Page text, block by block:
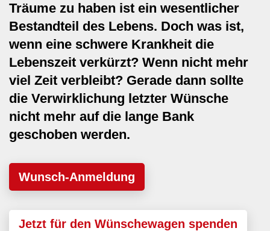
Träume zu haben ist ein wesentlicher
Bestandteil des Lebens. Doch was ist,
wenn eine schwere Krankheit die
Lebenszeit verkürzt? Wenn nicht mehr
viel Zeit verbleibt? Gerade dann sollte
die Verwirklichung letzter Wünsche
nicht mehr auf die lange Bank
geschoben werden.
Wunsch-Anmeldung
Jetzt für den Wünschewagen spenden